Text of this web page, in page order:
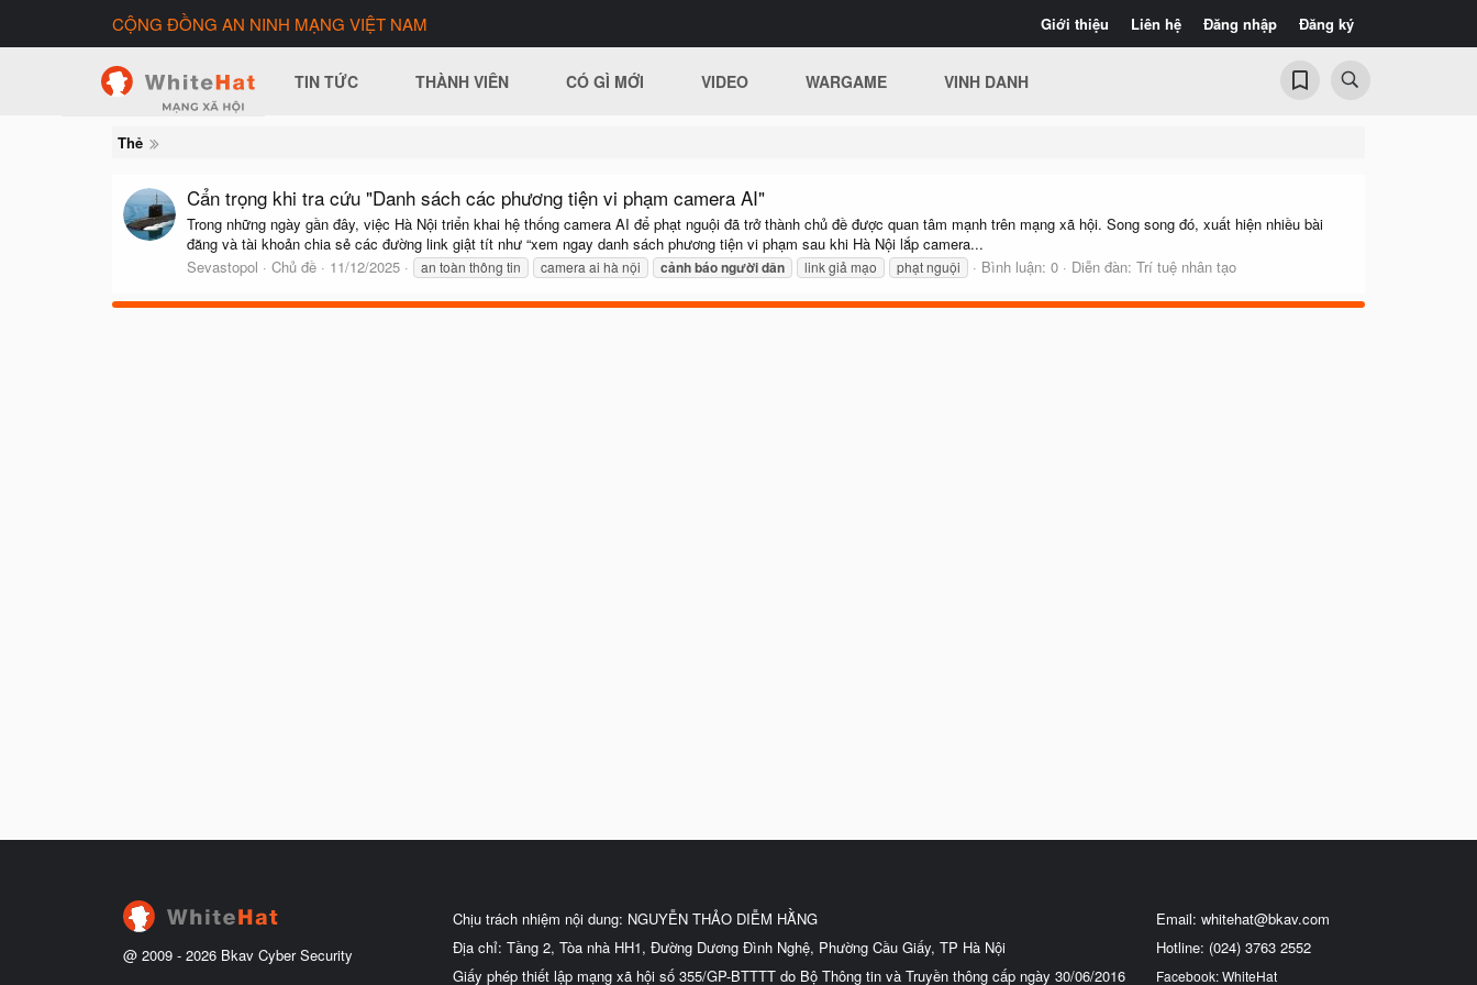
Giới thiệu Liên hệ Đăng nhập Đăng ký
CỘNG ĐỒNG AN NINH MẠNG VIỆT NAM
TIN TỨC THÀNH VIÊN CÓ GÌ MỚI VIDEO WARGAME VINH DANH
Thẻ
Cẩn trọng khi tra cứu "Danh sách các phương tiện vi phạm camera AI"
Trong những ngày gần đây, việc Hà Nội triển khai hệ thống camera AI để phạt nguội đã trở thành chủ đề được quan tâm mạnh trên mạng xã hội. Song song đó, xuất hiện nhiều bài
đăng và tài khoản chia sẻ các đường link giật tít như “xem ngay danh sách phương tiện vi phạm sau khi Hà Nội lắp camera...
Sevastopol
Chủ đề 11/12/2025 an toàn thông tin camera ai hà nội cảnhbáongườidân link giả mạo phạt nguội Bình luận: 0 Diễn đàn: Trí tuệ nhân tạo
@ 2009 - 2026 Bkav Cyber Security
Chịu trách nhiệm nội dung: NGUYỄN THẢO DIỄM HẰNG
Địa chỉ: Tầng 2, Tòa nhà HH1, Đường Dương Đình Nghệ, Phường Cầu Giấy, TP Hà Nội
Giấy phép thiết lập mạng xã hội số 355/GP-BTTTT do Bộ Thông tin và Truyền thông cấp ngày 30/06/2016
Email: whitehat@bkav.com
Hotline: (024) 3763 2552
Facebook: WhiteHat